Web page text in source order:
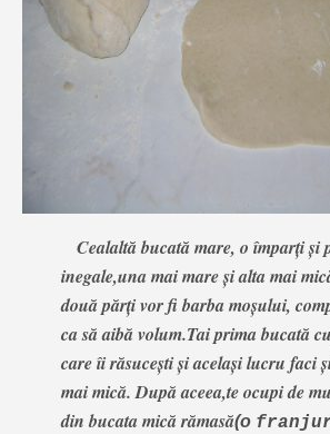
Cealaltă bucată mare, o împarţi şi
inegale,una mai mare şi alta mai
două părţi vor fi barba moşului,
ca să aibă volum.Tai prima bucată
care îi răsuceşti şi acelaşi lucru faci
mai mică. După aceea,te ocupi de
din bucata mică rămasă(o